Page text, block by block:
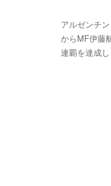
アルゼンチ
からMF伊藤
連覇を達成